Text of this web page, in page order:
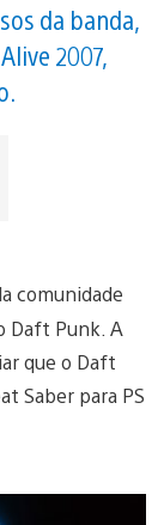
da banda,
2007,
comunidade
Daft Punk. A
que o Daft
Saber para PS